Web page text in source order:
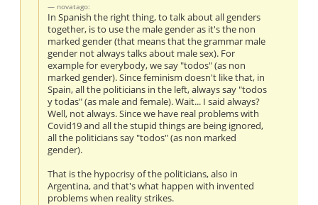
novatago:
In Spanish the right thing, to talk about all genders
together, is to use the male gender as it's the non
marked gender (that means that the grammar male
gender not always talks about male sex). For
example for everybody, we say "todos" (as non
marked gender). Since feminism doesn't like that, in
Spain, all the politicians in the left, always say "todos
y todas" (as male and female). Wait... I said always?
Well, not always. Since we have real problems with
Covid19 and all the stupid things are being ignored,
all the politicians say "todos" (as non marked
gender).
That is the hypocrisy of the politicians, also in
Argentina, and that's what happen with invented
problems when reality strikes.